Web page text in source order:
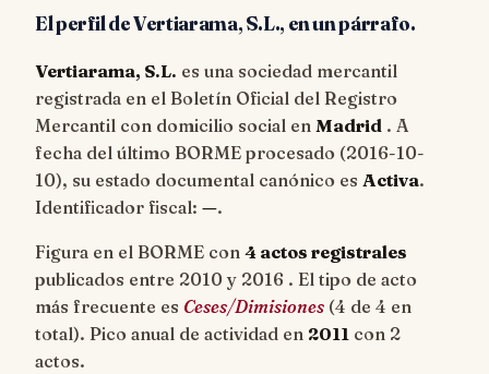
El perfil de Vertiarama, S.L., en un párrafo.
Vertiarama, S.L. es una sociedad mercantil
registrada en el Boletín Oficial del Registro
Mercantil con domicilio social en Madrid . A
fecha del último BORME procesado (2016-10-
10), su estado documental canónico es Activa.
Identificador fiscal: —.
Figura en el BORME con 4 actos registrales
publicados entre 2010 y 2016 . El tipo de acto
más frecuente es Ceses/Dimisiones (4 de 4 en
total). Pico anual de actividad en 2011 con 2
actos.